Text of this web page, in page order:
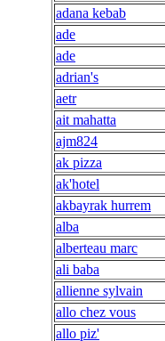
adana kebab
ade
ade
adrian's
aetr
ait mahatta
ajm824
ak pizza
ak'hotel
akbayrak hurrem
alba
alberteau marc
ali baba
allienne sylvain
allo chez vous
allo piz'